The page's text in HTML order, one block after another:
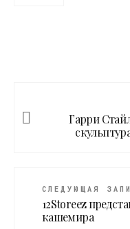
Гарри
СЛЕДУЮЩАЯ
12Storeez
кашемира